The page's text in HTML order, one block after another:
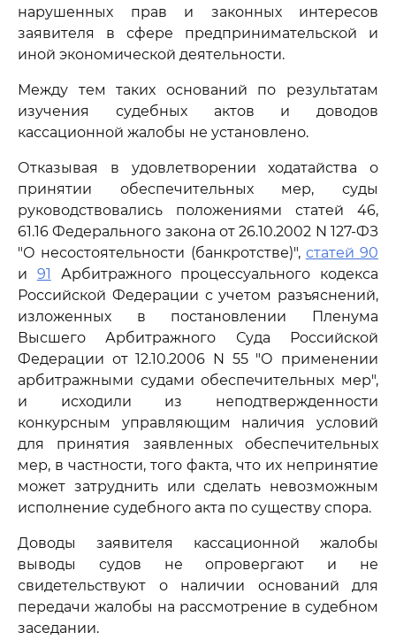
нарушенных прав и законных интересов
заявителя в сфере предпринимательской и
иной экономической деятельности.
Между тем таких оснований по результатам
изучения судебных актов и доводов
кассационной жалобы не установлено.
Отказывая в удовлетворении ходатайства о
принятии обеспечительных мер, суды
руководствовались положениями статей 46,
61.16 Федерального закона от 26.10.2002 N 127-ФЗ
"О несостоятельности (банкротстве)", статей 90
и 91 Арбитражного процессуального кодекса
Российской Федерации с учетом разъяснений,
изложенных в постановлении Пленума
Высшего Арбитражного Суда Российской
Федерации от 12.10.2006 N 55 "О применении
арбитражными судами обеспечительных мер",
и исходили из неподтвержденности
конкурсным управляющим наличия условий
для принятия заявленных обеспечительных
мер, в частности, того факта, что их непринятие
может затруднить или сделать невозможным
исполнение судебного акта по существу спора.
Доводы заявителя кассационной жалобы
выводы судов не опровергают и не
свидетельствуют о наличии оснований для
передачи жалобы на рассмотрение в судебном
заседании.